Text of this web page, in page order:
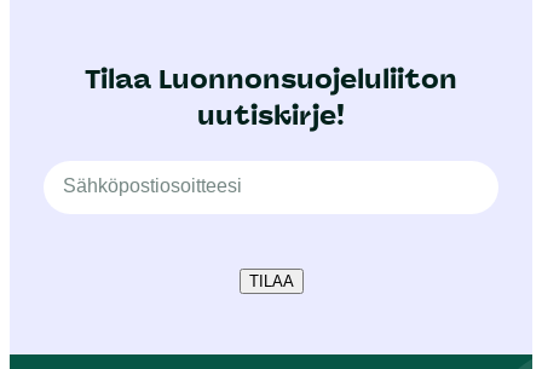
Tilaa Luonnonsuojeluliiton
uutiskirje!
TILAA